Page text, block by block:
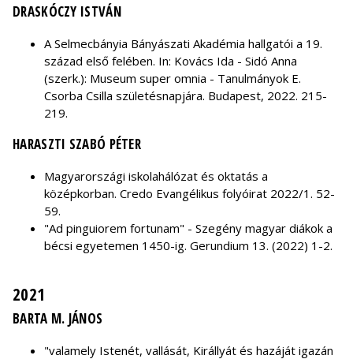
DRASKÓCZY ISTVÁN
A Selmecbányia Bányászati Akadémia hallgatói a 19.
század első felében. In: Kovács Ida - Sidó Anna
(szerk.): Museum super omnia - Tanulmányok E.
Csorba Csilla születésnapjára. Budapest, 2022. 215-
219.
HARASZTI SZABÓ PÉTER
Magyarországi iskolahálózat és oktatás a
középkorban. Credo Evangélikus folyóirat 2022/1. 52-
59.
"Ad pinguiorem fortunam" - Szegény magyar diákok a
bécsi egyetemen 1450-ig. Gerundium 13. (2022) 1-2.
2021
BARTA M. JÁNOS
"valamely Istenét, vallását, Királlyát és hazáját igazán